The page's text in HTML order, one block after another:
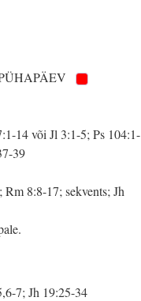
14 või Jl 3:1-5; Ps 104:1-
39
8:8-17; sekvents; Jh
7; Jh 19:25-34